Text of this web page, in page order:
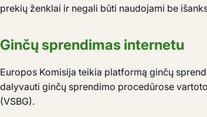
prekių ženklai ir negali būti naudojami be
Ginčų sprendimas internetu
Europos Komisija teikia platformą ginčų
dalyvauti ginčų sprendimo procedūrose
(VSBG).